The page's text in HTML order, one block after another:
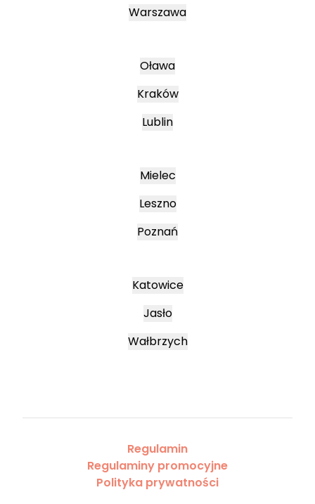
Warszawa
Oława
Kraków
Lublin
Mielec
Leszno
Poznań
Katowice
Jasło
Wałbrzych
Regulamin
Regulaminy promocyjne
Polityka prywatności